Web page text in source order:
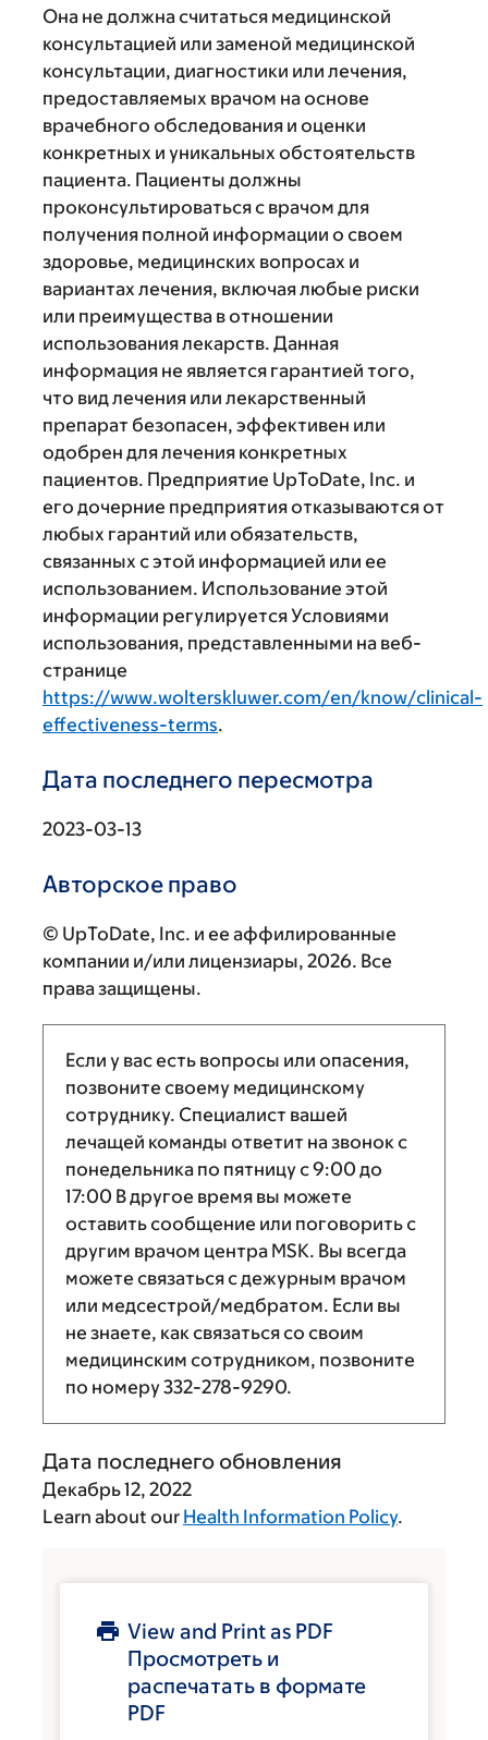
Она не должна считаться медицинской
консультацией или заменой медицинской
консультации, диагностики или лечения,
предоставляемых врачом на основе
врачебного обследования и оценки
конкретных и уникальных обстоятельств
пациента. Пациенты должны
проконсультироваться с врачом для
получения полной информации о своем
здоровье, медицинских вопросах и
вариантах лечения, включая любые риски
или преимущества в отношении
использования лекарств. Данная
информация не является гарантией того,
что вид лечения или лекарственный
препарат безопасен, эффективен или
одобрен для лечения конкретных
пациентов. Предприятие UpToDate, Inc. и
его дочерние предприятия отказываются от
любых гарантий или обязательств,
связанных с этой информацией или ее
использованием. Использование этой
информации регулируется Условиями
использования, представленными на веб-
странице
https://www.wolterskluwer.com/en/know/clinical-
effectiveness-terms.
Дата последнего пересмотра
2023-03-13
Авторское право
© UpToDate, Inc. и ее аффилированные
компании и/или лицензиары, 2026. Все
права защищены.
Если у вас есть вопросы или опасения,
позвоните своему медицинскому
сотруднику. Специалист вашей
лечащей команды ответит на звонок с
понедельника по пятницу с9:00 до
17:00 В другое время вы можете
оставить сообщение или поговорить с
другим врачом центра MSK. Вы всегда
можете связаться с дежурным врачом
или медсестрой/медбратом. Если вы
не знаете, как связаться со своим
медицинским сотрудником, позвоните
по номеру332-278-9290.
Дата последнего обновления
Декабрь 12, 2022
Learn about our Health Information Policy.
View and Print as PDF
Просмотреть и
распечатать в формате
PDF